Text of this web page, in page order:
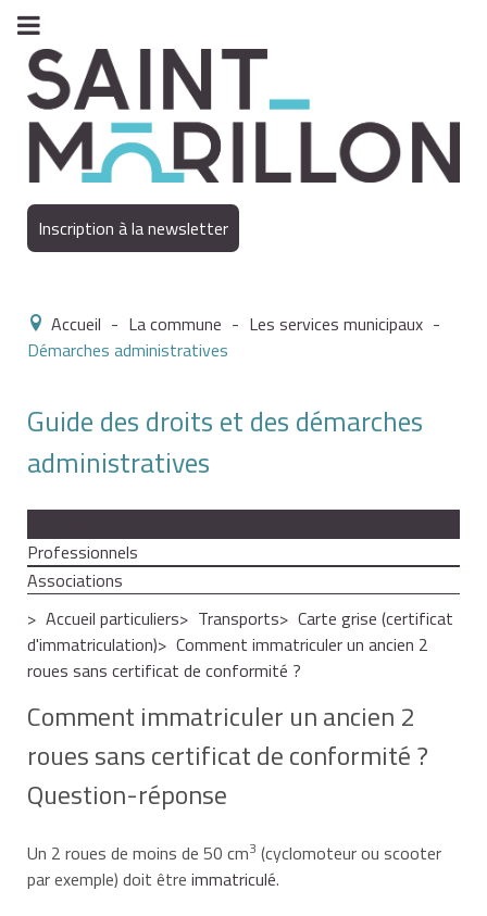
Inscription à la newsletter
Accueil - La commune - Les services municipaux -
Démarches administratives
Guide des droits et des démarches
administratives
Professionnels
Associations
Accueil particuliers
Transports
Carte grise (certificat
d'immatriculation)
Comment immatriculer un ancien 2
roues sans certificat de conformité ?
Comment immatriculer un ancien 2
roues sans certificat de conformité ?
Question-réponse
Un 2 roues de moins de 50 cm3 (cyclomoteur ou scooter
par exemple) doit être immatriculé.